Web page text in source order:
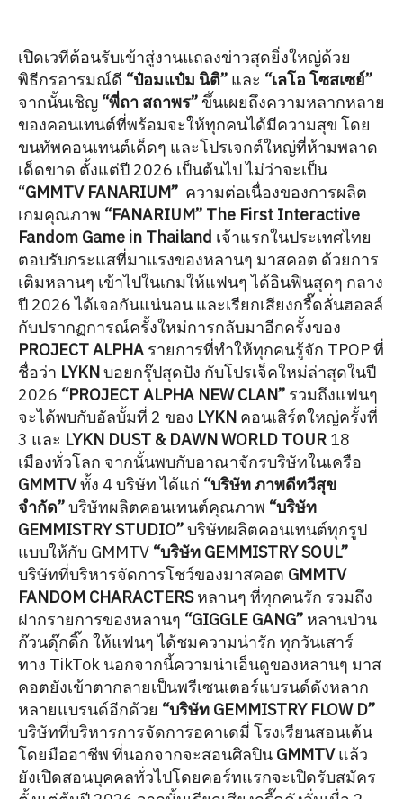
เปิดเวทีต้อนรับเข้าสู่งานแถลงข่าวสุดยิ่งใหญ่ด้วย
พิธีกรอารมณ์ดี “ป๋อมแป๋ม นิติ” และ “เลโอ โซสเซย์”
จากนั้นเชิญ “พี่ถา สถาพร” ขึ้นเผยถึงความหลากหลาย
ของคอนเทนต์ที่พร้อมจะให้ทุกคนได้มีความสุข โดย
ขนทัพคอนเทนต์เด็ดๆ และโปรเจกต์ใหญ่ที่ห้ามพลาด
เด็ดขาด ตั้งแต่ปี 2026 เป็นต้นไป ไม่ว่าจะเป็น
“GMMTV FANARIUM” ความต่อเนื่องของการผลิต
เกมคุณภาพ “FANARIUM” The First Interactive
Fandom Game in Thailand เจ้าแรกในประเทศไทย
ตอบรับกระแสที่มาแรงของหลานๆ มาสคอต ด้วยการ
เติมหลานๆ เข้าไปในเกมให้แฟนๆ ได้อินฟินสุดๆ กลาง
ปี 2026 ได้เจอกันแน่นอน และเรียกเสียงกรี๊ดลั่นฮอลล์
กับปรากฏการณ์ครั้งใหม่การกลับมาอีกครั้งของ
PROJECT ALPHA รายการที่ทำให้ทุกคนรู้จัก TPOP ที่
ชื่อว่า LYKNบอยกรุ๊ปสุดปัง กับโปรเจ็คใหม่ล่าสุดในปี
2026 “PROJECT ALPHA NEW CLAN” รวมถึงแฟนๆ
จะได้พบกับอัลบั้มที่ 2 ของ LYKN คอนเสิร์ตใหญ่ครั้งที่
3 และ LYKN DUST & DAWN WORLD TOUR 18
เมืองทั่วโลก จากนั้นพบกับอาณาจักรบริษัทในเครือ
GMMTVทั้ง 4 บริษัท ได้แก่ “บริษัท ภาพดีทวีสุข
จำกัด”บริษัทผลิตคอนเทนต์คุณภาพ “บริษัท
GEMMISTRY STUDIO”บริษัทผลิตคอนเทนต์ทุกรูป
แบบให้กับ GMMTV “บริษัท GEMMISTRY SOUL”
บริษัทที่บริหารจัดการโชว์ของมาสคอต GMMTV
FANDOM CHARACTERSหลานๆ ที่ทุกคนรัก รวมถึง
ฝากรายการของหลานๆ “GIGGLE GANG” หลานป่วน
ก๊วนดุ๊กดิ๊ก ให้แฟนๆ ได้ชมความน่ารัก ทุกวันเสาร์
ทาง TikTok นอกจากนี้ความน่าเอ็นดูของหลานๆ มาส
คอตยังเข้าตากลายเป็นพรีเซนเตอร์แบรนด์ดังหลาก
หลายแบรนด์อีกด้วย “บริษัท GEMMISTRY FLOW D”
บริษัทที่บริหารการจัดการอคาเดมี่ โรงเรียนสอนเต้น
โดยมืออาชีพ ที่นอกจากจะสอนศิลปิน GMMTVแล้ว
ยังเปิดสอนบุคคลทั่วไปโดยคอร์ทแรกจะเปิดรับสมัคร